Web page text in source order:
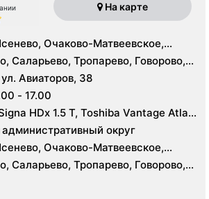
На карте
Очаково-Матвеевское,
Никулино
Саларьево, Тропарево, Говорово,
Прокшино, Рассказовка,
Луг, Боровское шоссе
Авиаторов, 38
- 17.00
HDx 1.5 T, Toshiba Vantage Atlas
CXL 128, Philips Brilliance CT
округ
Очаково-Матвеевское,
Никулино
Саларьево, Тропарево, Говорово,
Прокшино, Рассказовка,
Луг, Боровское шоссе